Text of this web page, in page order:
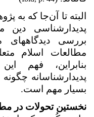
البته تا آن‌جا که به
پدیدارشناسی دین
بررسی
مطالعات اسلام
بنابراین، فهم
پدیدارشناسانه
بسیار مهم است.
نخستین تحولات در